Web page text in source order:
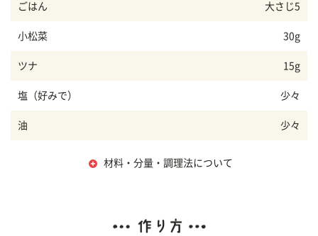
ごはん 大さじ5
小松菜 30g
ツナ 15g
塩（好みで） 少々
油 少々
材料・分量・調理法について